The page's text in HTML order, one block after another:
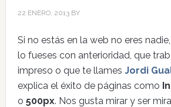
22 ENERO, 2013BY
Si no estás en la web no eres
lo fueses con anterioridad, que
impreso o que te llames Jordi
explica el éxito de páginas como
o 500px. Nos gusta mirar y ser